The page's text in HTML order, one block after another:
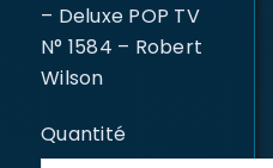
– Deluxe POP TV
N° 1584 – Robert
Wilson
Quantité